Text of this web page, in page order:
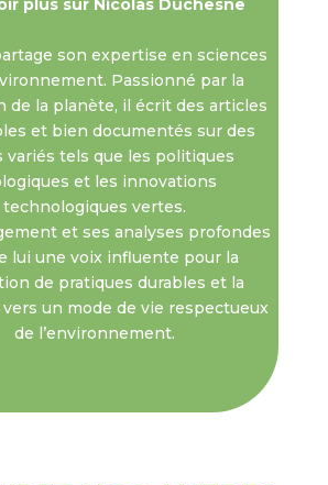
plus sur Nicolas Duchesne
son expertise en sciences
Passionné par la
de la planète, il écrit des articles
et bien documentés sur des
variés tels que les politiques
et les innovations
technologiques vertes.
et ses analyses profondes
lui une voix influente pour la
de pratiques durables et la
un mode de vie respectueux
de l’environnement.